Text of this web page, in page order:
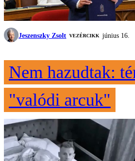
Jeszenszky Zsolt VEZÉRCIKK június 16.
Nem hazudtak:
"valódi arcuk"